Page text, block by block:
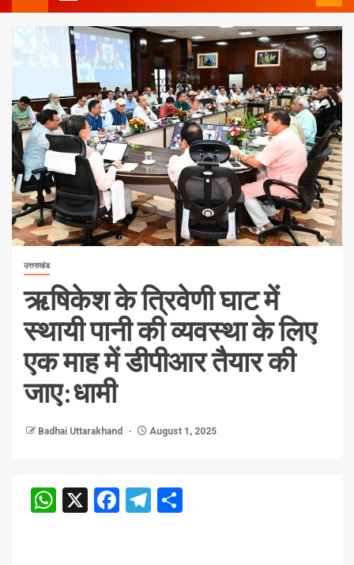
उत्तराखंड
ऋषिकेश के त्रिवेणी घाट में
स्थायी पानी की व्यवस्था के लिए
एक माह में डीपीआर तैयार की
जाए:धामी
Badhai Uttarakhand August 1, 2025
WhatsApp
X Facebook
Telegram